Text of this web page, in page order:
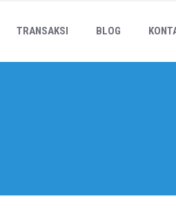
TRANSAKSI BLOG